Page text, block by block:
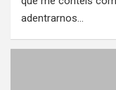
adentrarnos…